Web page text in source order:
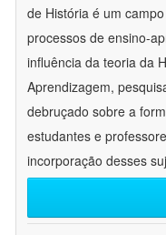
de História é um
processos de ensino-
influência da teoria da
Aprendizagem,
debruçado sobre a
estudantes e
incorporação desses